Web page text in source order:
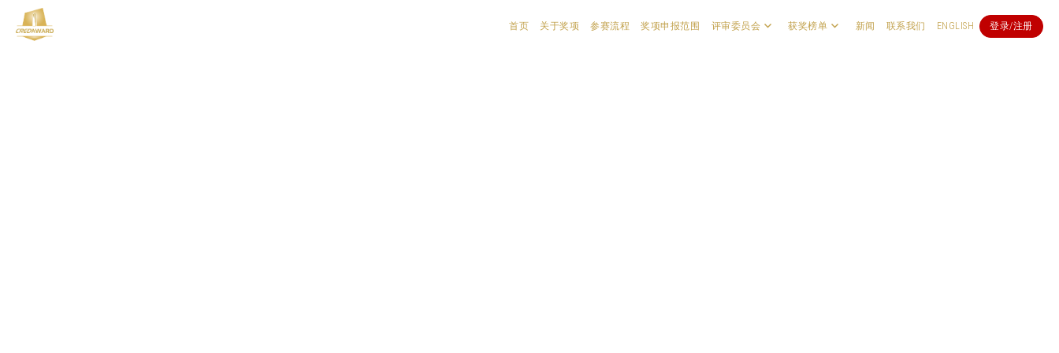
首页 关于奖项 参赛流程 奖项申报范围 评审委员会 获奖榜单 新闻 联系我们 ENGLISH 登录/注册